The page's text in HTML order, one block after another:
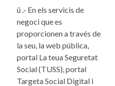
ü .- En els servicis de
negoci que es
proporcionen a través de
la seu, la web pública,
portal La teua Seguretat
Social (TUSS), portal
Targeta Social Digital i